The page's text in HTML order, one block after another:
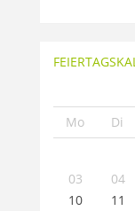
Mo Di
03
04
10
11